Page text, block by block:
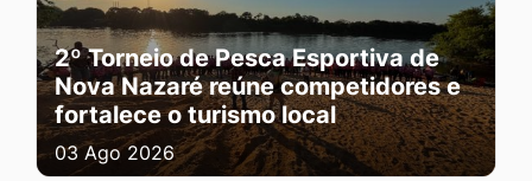
2º Torneio de Pesca Esportiva de
Nova Nazaré reúne competidores e
fortalece o turismo local
03 Ago 2026